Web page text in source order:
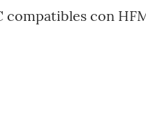
con